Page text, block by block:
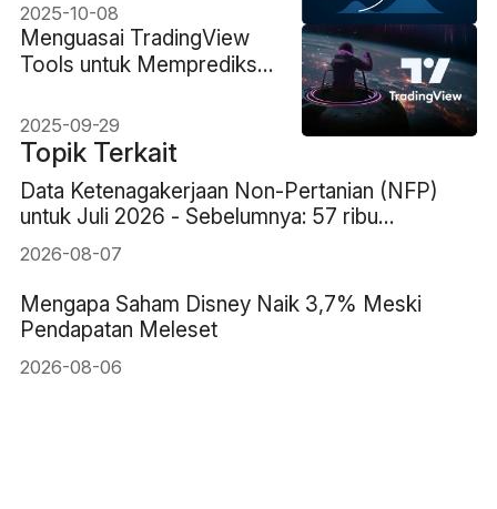
2025-10-08
Menguasai TradingView
Tools untuk Memprediksi
2025-09-29
Topik Terkait
Data Ketenagakerjaan Non-Pertanian (NFP)
untuk Juli 2026 - Sebelumnya: 57 ribu
Perkiraan: 83 ribu
2026-08-07
Mengapa Saham Disney Naik 3,7% Meski
Pendapatan Meleset
2026-08-06